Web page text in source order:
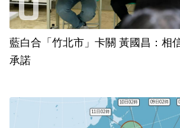
藍白合「竹北市」卡關 黃國昌：相
承諾